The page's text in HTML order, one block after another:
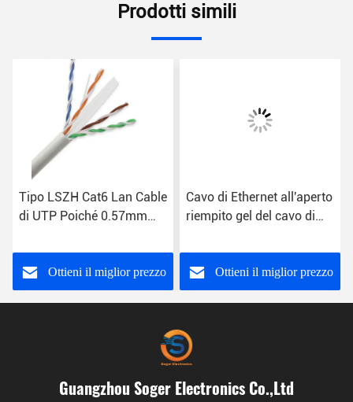
Prodotti simili
Tipo LSZH Cat6 Lan Cable
di UTP Poiché 0.57mm
Ottieni il miglior prezzo
Cavo di Ethernet all'aperto
riempito gel del cavo di
Rj45
Ottieni il miglior prezzo
Guangzhou Soger Electronics Co.,Ltd